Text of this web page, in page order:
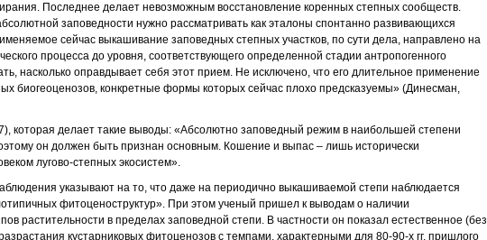
Последнее дела­ет невозможным восстановление коренных степных сообществ.
заповедности нужно рассматривать как эталоны спонтанно развивающихся
сейчас выка­шивание заповедных степных участков, по сути дела, направле­но на
процесса до уровня, соответствующего определенной стадии антропогенного
насколько оправды­вает себя этот прием. Не исключено, что его длительное приме­нение
биогеоценозов, конкретные формы которых сейчас плохо предсказуемы» (Динесман,
которая делает такие выводы: «Абсолютно заповедный режим в наибольшей степени
он должен быть признан основным. Кошение и выпас – лишь исторически
лугово-степных экосистем».
указывают на то, что даже на периодично выкашиваемой степи наблюдается
фитоценоструктур». При этом ученый пришел к выводам о наличии
растительности в пределах заповедной степи. В частности он показал естественное (без
кустарниковых фитоценозов с темпами, характерными для 80-90-х гг. пришлого